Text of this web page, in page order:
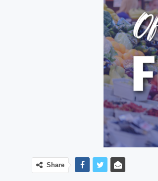
Share